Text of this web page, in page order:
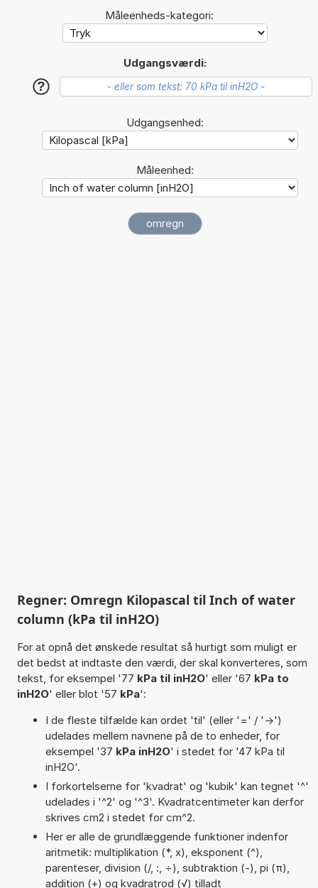
Måleenheds-kategori:
Udgangsværdi:
?
Udgangsenhed:
Måleenhed:
Regner: Omregn Kilopascal til Inch of water
column (kPa til inH2O)
For at opnå det ønskede resultat så hurtigt som muligt er
det bedst at indtaste den værdi, der skal konverteres, som
tekst, for eksempel '77 kPa til inH2O' eller '67 kPa to
inH2O' eller blot '57 kPa':
I de fleste tilfælde kan ordet 'til' (eller '=' / '->')
udelades mellem navnene på de to enheder, for
eksempel '37 kPa inH2O' i stedet for '47 kPa til
inH2O'.
I forkortelserne for 'kvadrat' og 'kubik' kan tegnet '^'
udelades i '^2' og '^3'. Kvadratcentimeter kan derfor
skrives cm2 i stedet for cm^2.
Her er alle de grundlæggende funktioner indenfor
aritmetik: multiplikation (*, x), eksponent (^),
parenteser, division (/, :, ÷), subtraktion (-), pi (π),
addition (+) og kvadratrod (√) tilladt